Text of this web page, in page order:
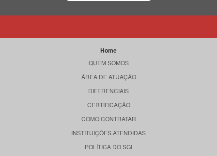
Home
QUEM SOMOS
ÁREA DE ATUAÇÃO
DIFERENCIAIS
CERTIFICAÇÃO
COMO CONTRATAR
INSTITUIÇÕES ATENDIDAS
POLÍTICA DO SGI